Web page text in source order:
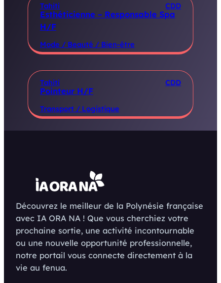
Tahiti CDD
Esthéticienne – Responsable Spa
H/F
Mode / Beauté / Bien-être
Tahiti CDD
Pointeur H/F
Transport / Logistique
Découvrez le meilleur de la Polynésie française
avec IA ORA NA ! Que vous cherchiez votre
prochaine sortie, une activité incontournable
ou une nouvelle opportunité professionnelle,
notre portail vous connecte directement à la
vie au fenua.